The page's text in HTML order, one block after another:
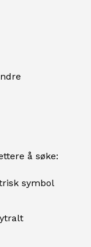
å søke:
symbol